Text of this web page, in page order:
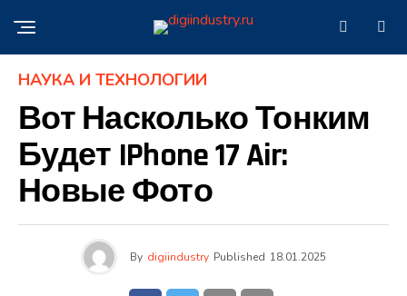
НАУКА И ТЕХНОЛОГИИ
Вот Насколько Тонким
Будет IPhone 17 Air:
Новые Фото
By digiindustry Published 18.01.2025